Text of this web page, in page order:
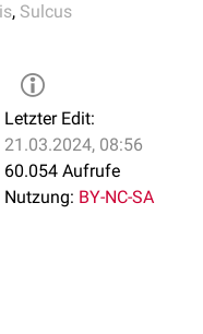
, Sulcus
Letzter Edit:
21.03.2024, 08:56
60.054 Aufrufe
Nutzung: BY-NC-SA